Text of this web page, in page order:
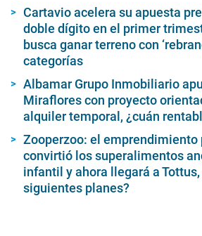
Cartavio acelera su apuesta
doble dígito en el primer
busca ganar terreno con
categorías
Albamar Grupo Inmobiliario
Miraflores con proyecto
alquiler temporal, ¿cuán
Zooperzoo: el emprendimiento
convirtió los superalimentos
infantil y ahora llegará a
siguientes planes?